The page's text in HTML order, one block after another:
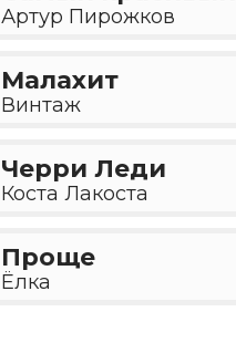
Артур Пирожков
Малахит
Винтаж
Черри Леди
Коста Лакоста
Проще
Ёлка